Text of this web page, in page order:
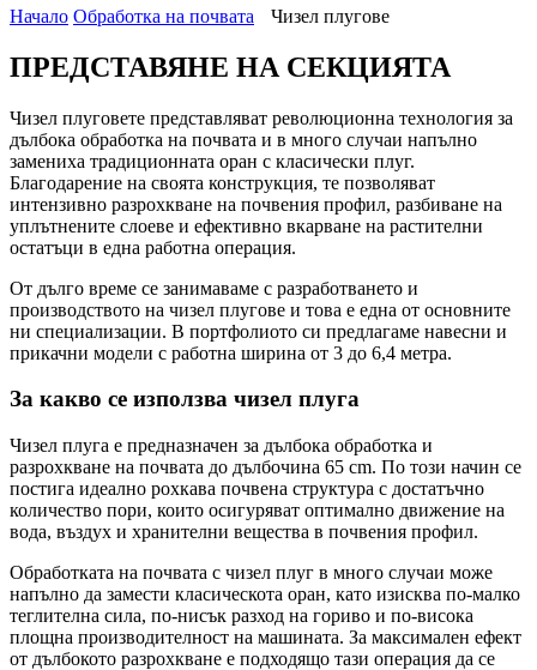
Начало Обработка на почвата Чизел плугове
ПРЕДСТАВЯНЕ НА СЕКЦИЯТА
Чизел плуговете представляват революционна технология за
дълбока обработка на почвата и в много случаи напълно
замениха традиционната оран с класически плуг.
Благодарение на своята конструкция, те позволяват
интензивно разрохкване на почвения профил, разбиване на
уплътнените слоеве и ефективно вкарване на растителни
остатъци в една работна операция.
От дълго време се занимаваме с разработването и
производството на чизел плугове и това е една от основните
ни специализации. В портфолиото си предлагаме навесни и
прикачни модели с работна ширина от 3 до 6,4 метра.
За какво се използва чизел плуга
Чизел плуга е предназначен за дълбока обработка и
разрохкване на почвата до дълбочина 65 cm. По този начин се
постига идеално рохкава почвена структура с достатъчно
количество пори, които осигуряват оптимално движение на
вода, въздух и хранителни вещества в почвения профил.
Обработката на почвата с чизел плуг в много случаи може
напълно да замести класическота оран, като изисква по-малко
теглителна сила, по-нисък разход на гориво и по-висока
площна производителност на машината. За максимален ефект
от дълбокото разрохкване е подходящо тази операция да се